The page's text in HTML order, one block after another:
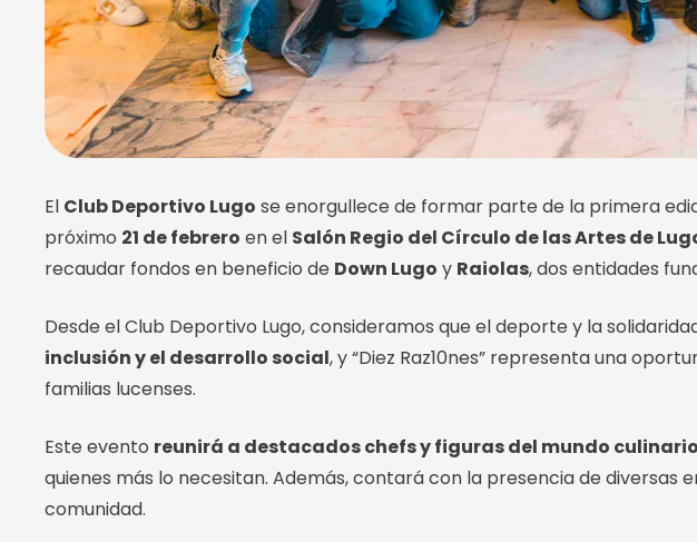
El Club Deportivo Lugo se enorgullece de formar parte de la primera
próximo 21 de febrero en el Salón Regio del Círculo de las Artes de
recaudar fondos en beneficio de Down Lugo y Raiolas, dos entidades
Desde el Club Deportivo Lugo, consideramos que el deporte y la
inclusión y el desarrollo social, y “Diez Raz10nes” representa una
familias lucenses.
Este evento reunirá a destacados chefs y figuras del mundo culinario
quienes más lo necesitan. Además, contará con la presencia de
comunidad.